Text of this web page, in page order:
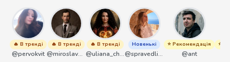
🔥 В тренді
@pervokvit
🔥 В тренді
@miroslavmaniyk
🔥 В тренді
@uliana_chernenko
Новенькі
@spravedliwa
⭐ Рекомендація
@ant
⭐